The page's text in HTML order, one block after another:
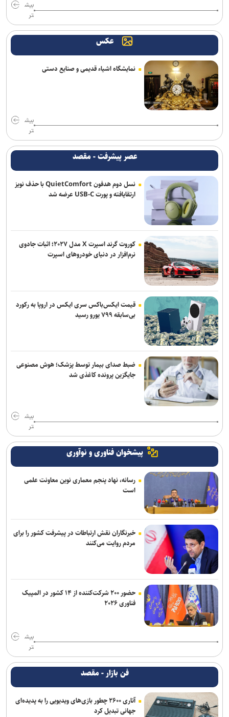
بیش
تر
عکس
نمایشگاه اشیاء قدیمی و صنایع دستی
بیش
تر
عصر پیشرفت - مقصد
نسل دوم هدفون QuietComfort با حذف نویز
ارتقایافته و پورت USB-C عرضه شد
کوروت گرند اسپرت X مدل ۲۰۲۷؛ اثبات جادوی
نرم‌افزار در دنیای خودروهای اسپرت
قیمت ایکس‌باکس سری ایکس در اروپا به رکورد
بی‌سابقه ۷۹۹ یورو رسید
ضبط صدای بیمار توسط پزشک؛ هوش مصنوعی
جایگزین پرونده کاغذی شد
بیش
تر
پیشخوان فناوری و نوآوری
رسانه، نهاد پنجم معماری نوین معاونت علمی
است
خبرنگاران نقش ارتباطات در پیشرفت کشور را برای
مردم روایت می‌کنند
حضور ۲۰۰ شرکت‌کننده از ۱۴ کشور در المپیک
فناوری ۲۰۲۶
بیش
تر
فن بازار - مقصد
آتاری ۲۶۰۰ چطور بازی‌های ویدیویی را به پدیده‌ای
جهانی تبدیل کرد